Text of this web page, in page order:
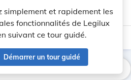
account_circle help Aide
simplement et rapidement les
fonctionnalités de Legilux
suivant ce tour guidé.
Démarrer un tour guidé
light_mode dark_mode